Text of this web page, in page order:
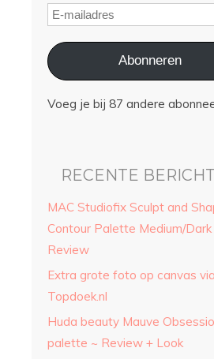
Abonneren
Voeg je bij 87 andere
RECENTE
MAC Studiofix Sculpt and
Contour Palette Medium/Dark
Review
Extra grote foto op canvas via
Topdoek.nl
Huda beauty Mauve
palette ~ Review + Look